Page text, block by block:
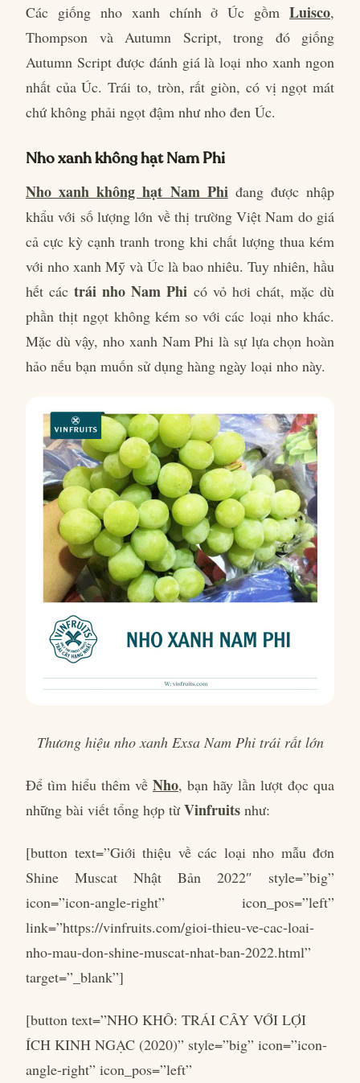
Các giống nho xanh chính ở Úc gồm Luisco,
Thompson và Autumn Script, trong đó giống
Autumn Script được đánh giá là loại nho xanh ngon
nhất của Úc. Trái to, tròn, rất giòn, có vị ngọt mát
chứ không phải ngọt đậm như nho đen Úc.
Nho xanh không hạt Nam Phi
Nho xanh không hạt Nam Phi đang được nhập
khẩu với số lượng lớn về thị trường Việt Nam do giá
cả cực kỳ cạnh tranh trong khi chất lượng thua kém
với nho xanh Mỹ và Úc là bao nhiêu. Tuy nhiên, hầu
hết cáctrái nho Nam Phi có vỏ hơi chát, mặc dù
phần thịt ngọt không kém so với các loại nho khác.
Mặc dù vậy, nho xanh Nam Phi là sự lựa chọn hoàn
hảo nếu bạn muốn sử dụng hàng ngày loại nho này.
Thương hiệu nho xanh Exsa Nam Phi trái rất lớn
Để tìm hiểu thêm về Nho, bạn hãy lần lượt đọc qua
những bài viết tổng hợp từ Vinfruits như:
[button text=”Giới thiệu về các loại nho mẫu đơn
Shine Muscat Nhật Bản 2022″ style=”big”
icon=”icon-angle-right” icon_pos=”left”
link=”https://vinfruits.com/gioi-thieu-ve-cac-loai-
nho-mau-don-shine-muscat-nhat-ban-2022.html”
target=”_blank”]
[button text=”NHO KHÔ: TRÁI CÂY VỚI LỢI
ÍCH KINH NGẠC (2020)” style=”big” icon=”icon-
angle-right” icon_pos=”left”